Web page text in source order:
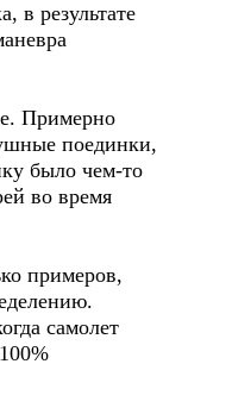
в результате
Примерно
поединки,
было чем-то
во время
примеров,
самолет